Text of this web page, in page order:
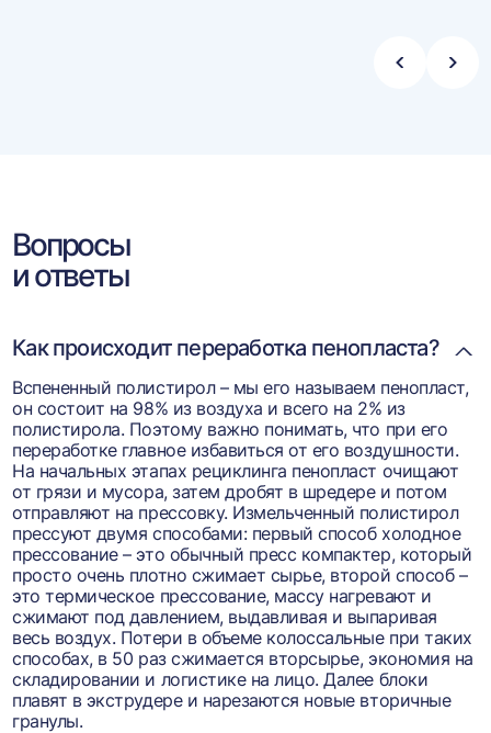
Стрелка
Вопросы
и ответы
Как происходит переработка пенопласта?
Вспененный полистирол – мы его называем пенопласт,
он состоит на 98% из воздуха и всего на 2% из
полистирола. Поэтому важно понимать, что при его
переработке главное избавиться от его воздушности.
На начальных этапах рециклинга пенопласт очищают
от грязи и мусора, затем дробят в шредере и потом
отправляют на прессовку. Измельченный полистирол
прессуют двумя способами: первый способ холодное
прессование – это обычный пресс компактер, который
просто очень плотно сжимает сырье, второй способ –
это термическое прессование, массу нагревают и
сжимают под давлением, выдавливая и выпаривая
весь воздух. Потери в объеме колоссальные при таких
способах, в 50 раз сжимается вторсырье, экономия на
складировании и логистике на лицо. Далее блоки
плавят в экструдере и нарезаются новые вторичные
гранулы.